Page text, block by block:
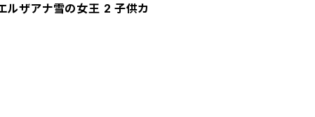
ルザアナ雪の女王 2 子供カ